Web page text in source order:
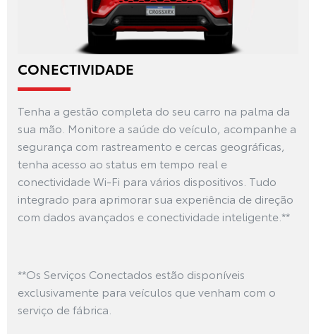
CONECTIVIDADE
Tenha a gestão completa do seu carro na palma da
sua mão. Monitore a saúde do veículo, acompanhe a
segurança com rastreamento e cercas geográficas,
tenha acesso ao status em tempo real e
conectividade Wi-Fi para vários dispositivos. Tudo
integrado para aprimorar sua experiência de direção
com dados avançados e conectividade inteligente.**
**Os Serviços Conectados estão disponíveis
exclusivamente para veículos que venham com o
serviço de fábrica.